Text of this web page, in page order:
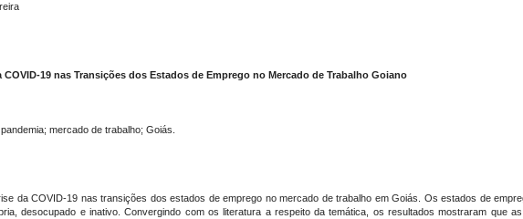
19 nas Transições dos Estados de Emprego no Mercado de Trabalho Goiano
mercado de trabalho; Goiás.
da COVID-19 nas transições dos estados de emprego no mercado de trabalho em Goiás. Os estados de
desocupado e inativo. Convergindo com os literatura a respeito da temática, os resultados mostraram que